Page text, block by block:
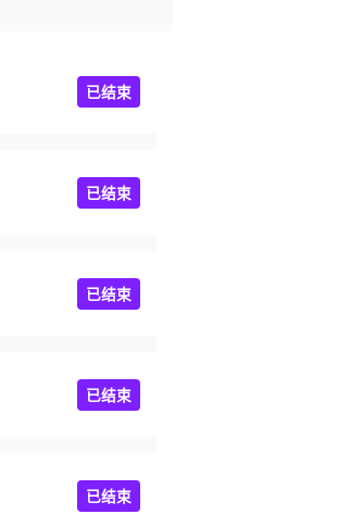
已结束
已结束
已结束
已结束
已结束